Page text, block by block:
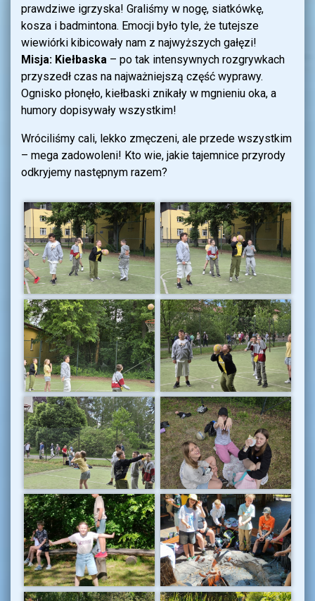
prawdziwe igrzyska! Graliśmy w nogę, siatkówkę,
kosza i badmintona. Emocji było tyle, że tutejsze
wiewiórki kibicowały nam z najwyższych gałęzi!
Misja: Kiełbaska – po tak intensywnych rozgrywkach
przyszedł czas na najważniejszą część wyprawy.
Ognisko płonęło, kiełbaski znikały w mgnieniu oka, a
humory dopisywały wszystkim!
Wróciliśmy cali, lekko zmęczeni, ale przede wszystkim
– mega zadowoleni! Kto wie, jakie tajemnice przyrody
odkryjemy następnym razem?